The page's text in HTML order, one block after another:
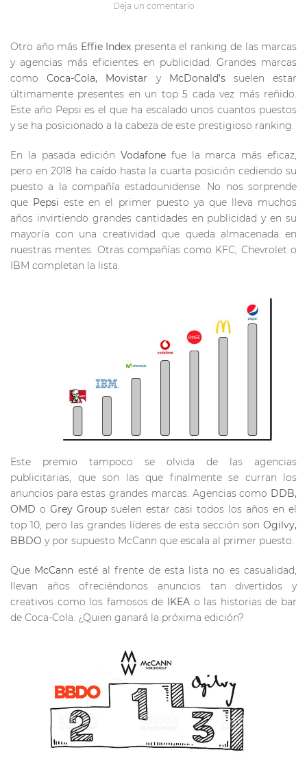
Deja un comentario
Otro año más Effie Index presenta el ranking de las marcas
y agencias más eficientes en publicidad. Grandes marcas
comoCoca-Cola, Movistar yMcDonald’ssuelen estar
últimamente presentes en un top 5 cada vez más reñido.
Este año Pepsi es el que ha escalado unos cuantos puestos
y se ha posicionado a la cabeza de este prestigioso ranking.
En la pasada ediciónVodafone fue la marca más eficaz,
pero en 2018 ha caído hasta la cuarta posición cediendo su
puesto a la compañía estadounidense. No nos sorprende
que Pepsi este en el primer puesto ya que lleva muchos
años invirtiendo grandes cantidades en publicidad y en su
mayoría con una creatividad que queda almacenada en
nuestras mentes. Otras compañías como KFC, Chevrolet o
IBM completan la lista.
Este premio tampoco se olvida de las agencias
publicitarias, que son las que finalmente se curran los
anuncios para estas grandes marcas. Agencias como DDB,
OMD o Grey Group suelen estar casi todos los años en el
top 10, pero las grandes líderes de esta sección son Ogilvy,
BBDO y por supuesto McCann que escala al primer puesto.
Que McCann esté al frente de esta lista no es casualidad,
llevan años ofreciéndonos anuncios tan divertidos y
creativos como los famosos de
IKEA o las historias de bar
de Coca-Cola. ¿Quien ganará la próxima edición?